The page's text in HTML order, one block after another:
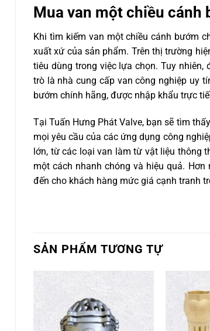
Mua van một chiều cánh
Khi tìm kiếm van một chiều cánh bướm
xuất xứ của sản phẩm. Trên thị trường
tiêu dùng trong việc lựa chọn. Tuy nhiên,
trò là nhà cung cấp van công nghiệp uy
bướm chính hãng, được nhập khẩu trực
Tại Tuấn Hưng Phát Valve, bạn sẽ tìm
mọi yêu cầu của các ứng dụng công
lớn, từ các loại van làm từ vật liệu thông
một cách nhanh chóng và hiệu quả.
đến cho khách hàng mức giá cạnh tranh
SẢN PHẨM TƯƠNG TỰ